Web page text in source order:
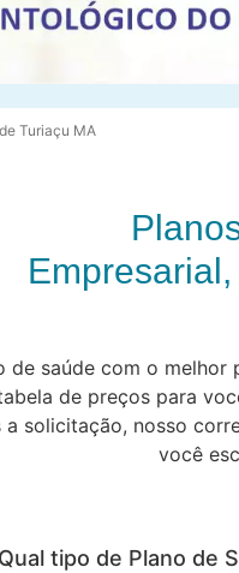
Turiaçu MA
de saúde com o
de preços para
solicitação, nosso
você
Qual tipo de Plano de